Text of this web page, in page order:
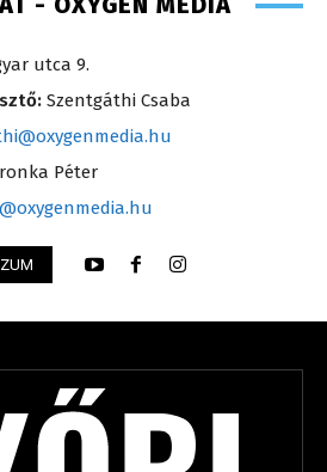
utca 9.
Szentgáthi Csaba
Péter